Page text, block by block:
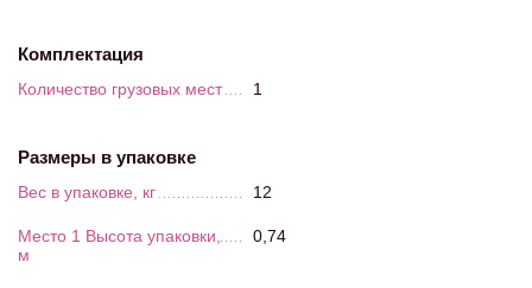
Комплектация
Количество грузовых мест 1
Размеры в упаковке
Вес в упаковке, кг 12
Место 1 Высота упаковки,
м
0,74